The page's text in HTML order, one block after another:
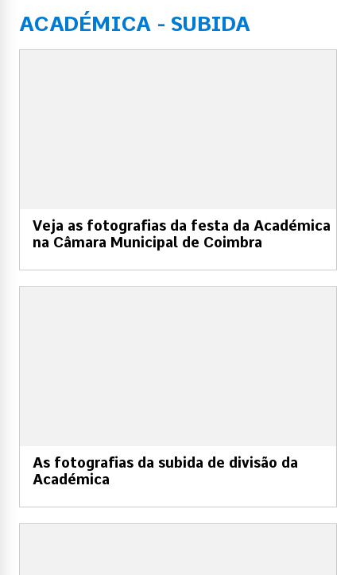
ACADÉMICA - SUBIDA
Veja as fotografias da festa da Académica
na Câmara Municipal de Coimbra
As fotografias da subida de divisão da
Académica